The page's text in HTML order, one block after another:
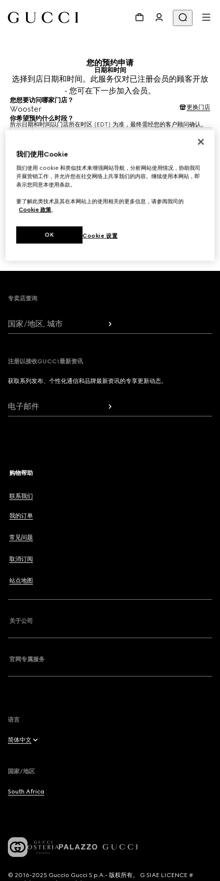
您的预约申请
日期和时间
选择到店日期和时间。此服务仅对已注册会员的顾客开放
- 您可在下一步加入会员。
您想要访问哪家门店？
Wooster 更换门店
你希望预约什么时段？
所示日期和时间以门店所在时区 (EDT) 为准，最终需经您的客户顾问确认。
选择时间*
Footer
专卖店查询
国家/地区, 城市
注册以接收GUCCI最新资讯
获取系列发布、个性化通信和品牌最新资讯的专享更新动态。
电子邮件
购物帮助
联系我们
我的订单
常见问题
取消订阅
站点地图
关于公司
官网专属服务
语言
简体中文
Français
Español
国家/地区
South Africa
© 2016-2025 Guccio Gucci S.p.A.- 版权所有。 G SIAE LICENCE #
我们使用Cookie
我们使用 cookie 和类似技术来增强网站导航，分析网站使用情况，协助我司
开展营销工作，并允许您在社交网络上共享我们的内容。继续使用本网站，即
表示您同意本使用条款。
要了解此类技术及其在本网站上的使用相关的更多信息，请参阅我司的
Cookie 政策。
Cookie 设置
OK